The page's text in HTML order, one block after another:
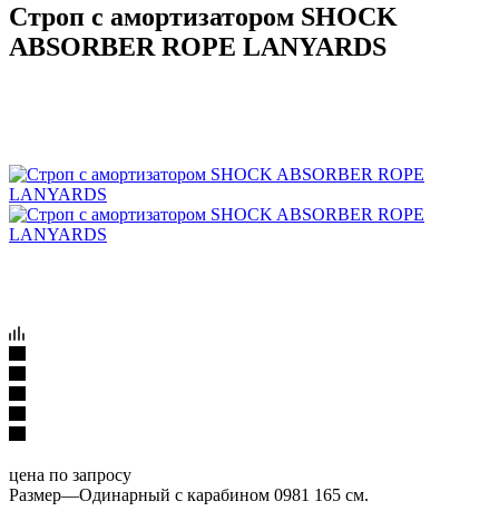
Строп с амортизатором SHOCK
ABSORBER ROPE LANYARDS
цена по запросу
Размер—Одинарный с карабином 0981 165 см.